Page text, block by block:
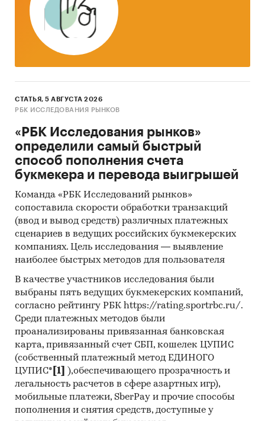
данных.
Категории: Потребительские услуги
Банковские, финансовые услуги / Кредиты
Услуги для бизнеса / Банковские, финансовые
Россия
СТАТЬЯ, 5 АВГУСТА 2026
РБК ИССЛЕДОВАНИЯ РЫНКОВ
«РБК Исследования рынков»
определили самый быстрый
способ пополнения счета
букмекера и перевода выигрышей
Команда «РБК Исследований рынков»
сопоставила скорости обработки транзакций
(ввод и вывод средств) различных платежных
сценариев в ведущих российских букмекерских
компаниях. Цель исследования — выявление
наиболее быстрых методов для пользователя
В качестве участников исследования были
выбраны пять ведущих букмекерских компаний,
согласно рейтингу РБК https://rating.sportrbc.ru/.
Среди платежных методов были
проанализированы привязанная банковская
карта, привязанный счет СБП, кошелек ЦУПИС
(собственный платежный метод ЕДИНОГО
ЦУПИС* [1]
),обеспечивающего прозрачность и
легальность расчетов в сфере азартных игр),
мобильные платежи, SberPay и прочие способы
пополнения и снятия средств, доступные у